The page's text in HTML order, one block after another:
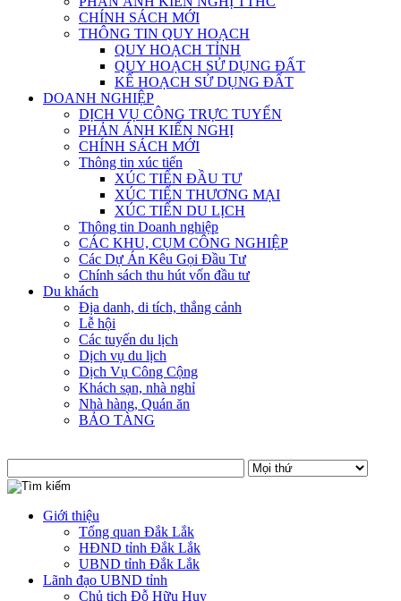
CHÍNH SÁCH MỚI
THÔNG TIN QUY HOẠCH
QUY HOẠCH TỈNH
QUY HOẠCH SỬ DỤNG ĐẤT
KẾ HOẠCH SỬ DỤNG ĐẤT
DOANH NGHIỆP
DỊCH VỤ CÔNG TRỰC TUYẾN
PHẢN ÁNH KIẾN NGHỊ
CHÍNH SÁCH MỚI
Thông tin xúc tiến
XÚC TIẾN ĐẦU TƯ
XÚC TIẾN THƯƠNG MẠI
XÚC TIẾN DU LỊCH
Thông tin Doanh nghiệp
CÁC KHU, CỤM CÔNG NGHIỆP
Các Dự Án Kêu Gọi Đầu Tư
Chính sách thu hút vốn đầu tư
Du khách
Địa danh, di tích, thắng cảnh
Lễ hội
Các tuyến du lịch
Dịch vụ du lịch
Dịch Vụ Công Cộng
Khách sạn, nhà nghỉ
Nhà hàng, Quán ăn
BẢO TÀNG
Giới thiệu
Tổng quan Đắk Lắk
HĐND tỉnh Đắk Lắk
UBND tỉnh Đắk Lắk
Lãnh đạo UBND tỉnh
Chủ tịch Đỗ Hữu Huy